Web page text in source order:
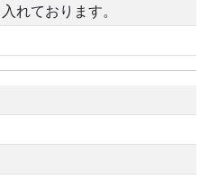
れております。